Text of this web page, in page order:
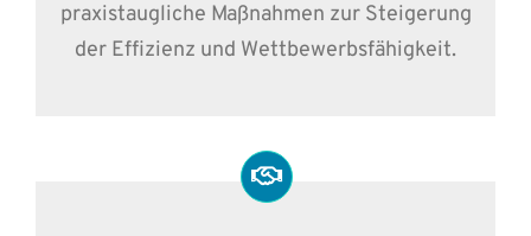
praxistaugliche Maßnahmen zur Steigerung
der Effizienz und Wettbewerbsfähigkeit.